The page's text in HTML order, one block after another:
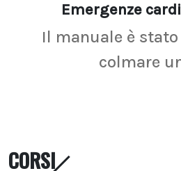
Emergenze
Il manuale è
colmare
CORSI